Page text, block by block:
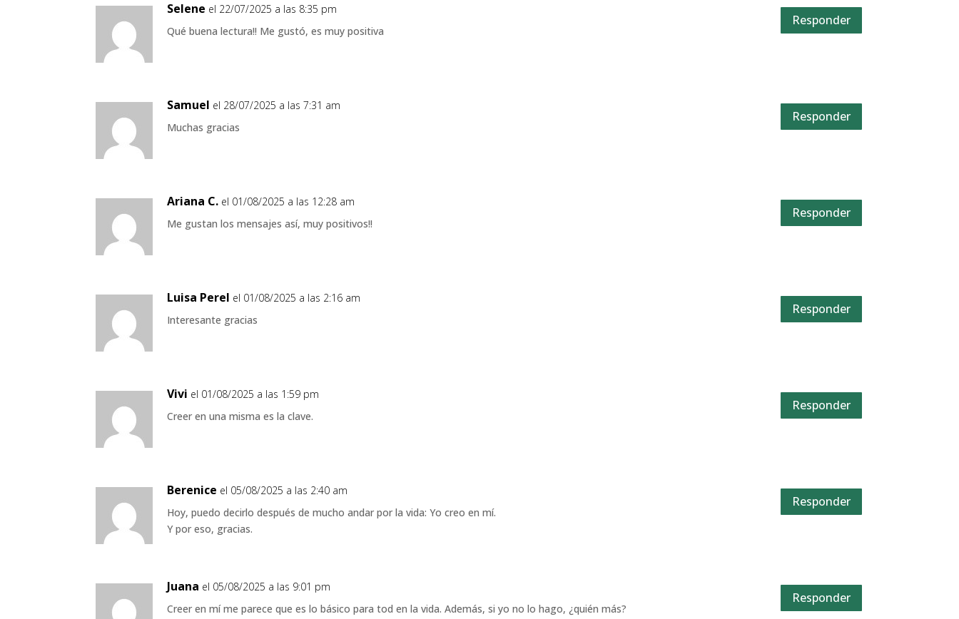
Selene el 22/07/2025 a las 8:35 pm
Qué buena lectura!! Me gustó, es muy positiva
Responder
Samuel el 28/07/2025 a las 7:31 am
Muchas gracias
Responder
Ariana C. el 01/08/2025 a las 12:28 am
Me gustan los mensajes así, muy positivos!!
Responder
Luisa Perel el 01/08/2025 a las 2:16 am
Interesante gracias
Responder
Vivi el 01/08/2025 a las 1:59 pm
Creer en una misma es la clave.
Responder
Berenice el 05/08/2025 a las 2:40 am
Hoy, puedo decirlo después de mucho andar por la vida: Yo creo en mí.
Y por eso, gracias.
Responder
Juana el 05/08/2025 a las 9:01 pm
Creer en mí me parece que es lo básico para tod en la vida. Además, si yo no lo hago, ¿quién más?
Responder